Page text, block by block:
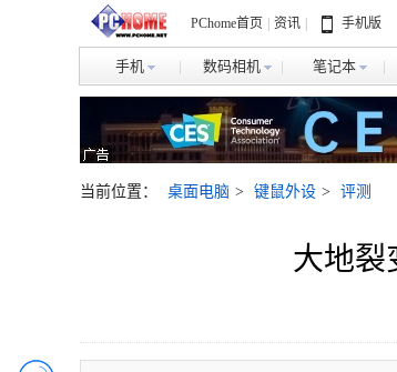
PChome首页 资讯 手机版
手机 数码相机 笔记本
当前位置： 桌面电脑 > 键鼠外设 > 评测
大地裂